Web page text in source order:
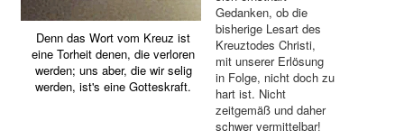
Denn das Wort vom Kreuz ist
eine Torheit denen, die verloren
werden; uns aber, die wir selig
werden, ist's eine Gotteskraft.
Gedanken, ob die
bisherige Lesart des
Kreuztodes Christi,
mit unserer Erlösung
in Folge, nicht doch zu
hart ist. Nicht
zeitgemäß und daher
schwer vermittelbar!